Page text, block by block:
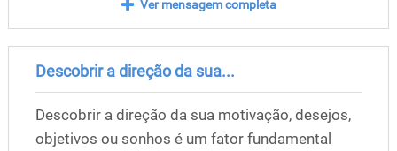
Ver mensagem completa
Descobrir a direção da sua...
Descobrir a direção da sua motivação, desejos,
objetivos ou sonhos é um fator fundamental